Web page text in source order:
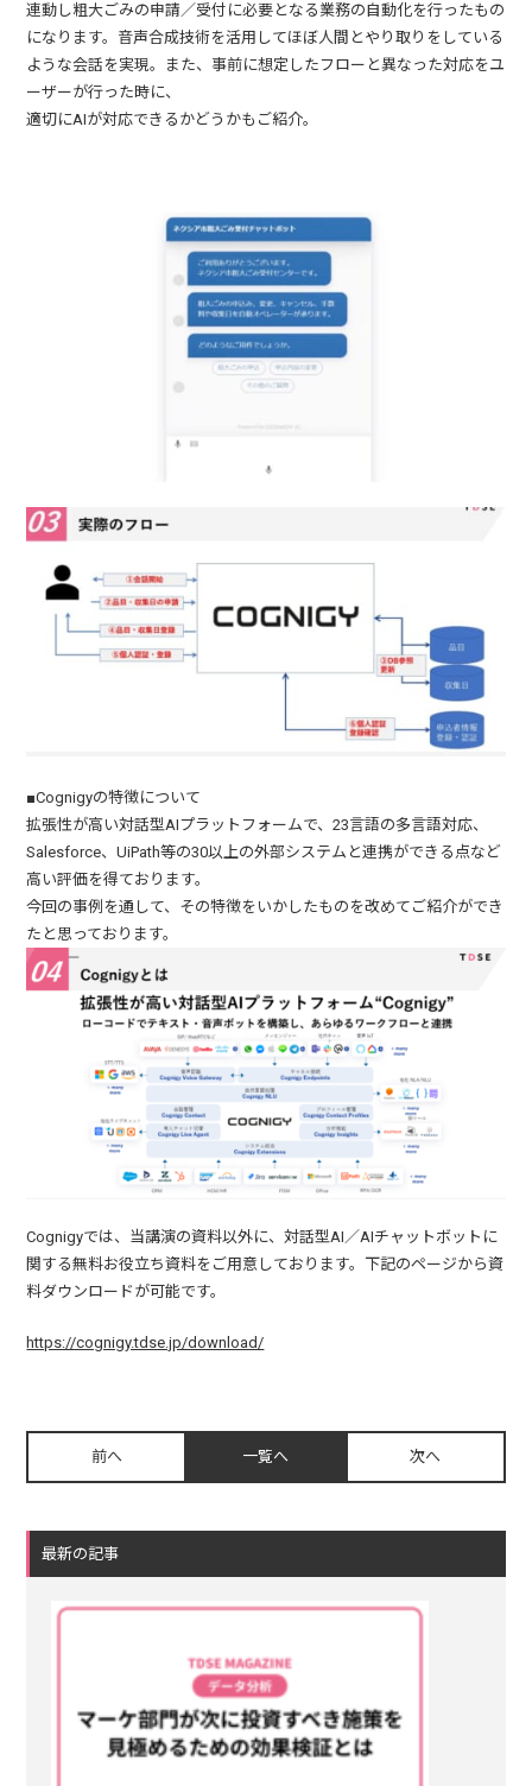
連動し粗大ごみの申請／受付に必要となる業務の自動化を行ったもの
になります。音声合成技術を活用してほぼ人間とやり取りをしている
ような会話を実現。また、事前に想定したフローと異なった対応をユ
ーザーが行った時に、
適切にAIが対応できるかどうかもご紹介。
■Cognigyの特徴について
拡張性が高い対話型AIプラットフォームで、23言語の多言語対応、
Salesforce、UiPath等の30以上の外部システムと連携ができる点など
高い評価を得ております。
今回の事例を通して、その特徴をいかしたものを改めてご紹介ができ
たと思っております。
Cognigyでは、当講演の資料以外に、対話型AI／AIチャットボットに
関する無料お役立ち資料をご用意しております。下記のページから資
料ダウンロードが可能です。
https://cognigy.tdse.jp/download/
前へ 一覧へ 次へ
最新の記事